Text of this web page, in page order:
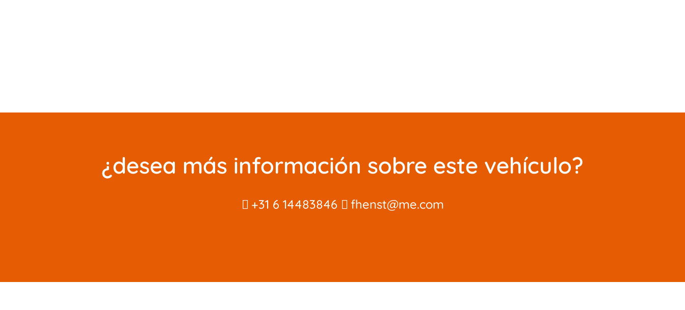
¿desea más información sobre este vehículo?
+31 6 14483846 fhenst@me.com